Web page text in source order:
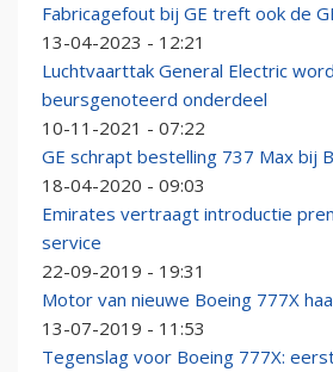
Fabricagefout bij GE treft ook de
13-04-2023 - 12:21
Luchtvaarttak General Electric
beursgenoteerd onderdeel
10-11-2021 - 07:22
GE schrapt bestelling 737 Max bij
18-04-2020 - 09:03
Emirates vertraagt introductie
service
22-09-2019 - 19:31
Motor van nieuwe Boeing 777X
13-07-2019 - 11:53
Tegenslag voor Boeing 777X: